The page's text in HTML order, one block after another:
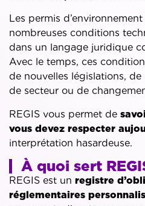
Les permis
nombreuses conditions
dans un langage juridique
Avec le temps, ces
de nouvelles législations,
de secteur ou de
REGIS vous permet de
vous devez respecter
interprétation hasardeuse.
À quoi sert
REGIS est un registre
réglementaires